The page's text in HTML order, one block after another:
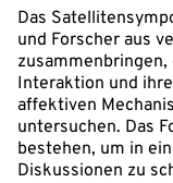
Das
und Forscher aus
Interaktion und
affektiven
untersuchen. Das
bestehen, um in
Diskussionen zu